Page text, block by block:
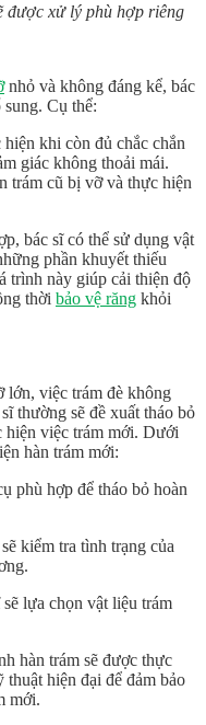
được xử lý phù hợp riêng
nhỏ và không đáng kể, bác
Cụ thể:
khi còn đủ chắc chắn
giác không thoải mái.
trám cũ bị vỡ và thực hiện
bác sĩ có thể sử dụng vật
phần khuyết thiếu
trình này giúp cải thiện độ
thời bảo vệ răng khỏi
lớn, việc trám đè không
thường sẽ đề xuất tháo bỏ
hiện việc trám mới. Dưới
hàn trám mới:
phù hợp để tháo bỏ hoàn
kiểm tra tình trạng của
lựa chọn vật liệu trám
hàn trám sẽ được thực
hiện đại để đảm bảo
mới.